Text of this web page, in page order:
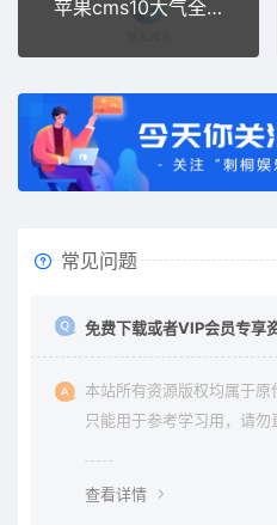
苹果cms10大气全屏双端自适应X站模板
常见问题
免费下载或者VIP会员专享
本站所有资源版权均属于
只能用于参考学习用，请
查看详情